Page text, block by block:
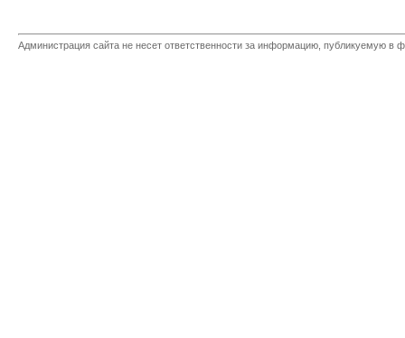
Администрация сайта не несет ответственности за информацию, публикуемую